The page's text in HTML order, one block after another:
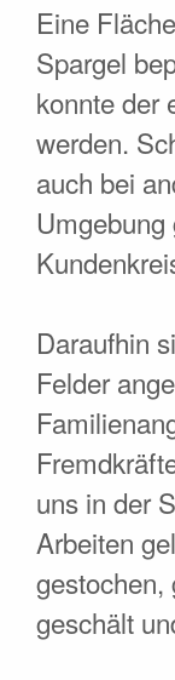
Eine
Spargel
konnte der
werden.
auch bei
Daraufhin
Felder
uns in der
Arbeiten
gestochen,
geschält